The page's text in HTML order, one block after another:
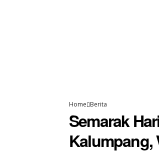
Home Berita
Semarak
Kalumpang,